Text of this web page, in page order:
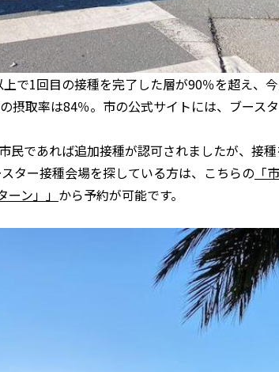
で1回目の接種を完了した層が90％を超え、
摂取率は84％。市の公式サイトには、ブース
民であれば追加接種が認可されましたが、接
ター接種会場を探している方は、こちらの 「
ーン」」 から予約が可能です。